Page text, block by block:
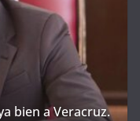
bien a Veracruz.